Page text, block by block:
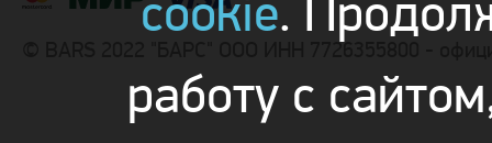
© BARS 2022 "БАРС" ООО ИНН 7726355800 -
cookie.
работу с